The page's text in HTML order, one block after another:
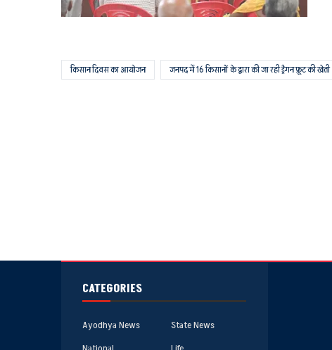
किसान दिवस का आयोजन जनपद में 16 किसानों के द्वारा की जा रही ड्रैगन फ्रूट की खेती
CATEGORIES
Ayodhya News
State News